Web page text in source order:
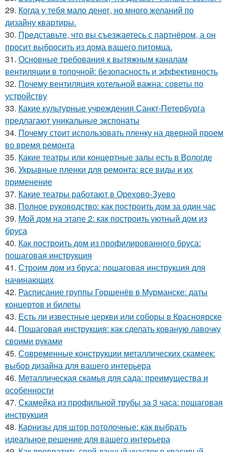
29. Когда у тебя мало денег, но много желаний по
дизайну квартиры.
30. Представьте, что вы съезжаетесь с партнёром, а он
просит выбросить из дома вашего питомца.
31. Основные требования к вытяжным каналам
вентиляции в топочной: безопасность и эффективность
32. Почему вентиляция котельной важна: советы по
устройству
33. Какие культурные учреждения Санкт-Петербурга
предлагают уникальные экспонаты
34. Почему стоит использовать пленку на дверной проем
во время ремонта
35. Какие театры или концертные залы есть в Вологде
36. Укрывные пленки для ремонта: все виды и их
применение
37. Какие театры работают в Орехово-Зуево
38. Полное руководство: как построить дом за один час
39. Мой дом на этапе 2: как построить уютный дом из
бруса
40. Как построить дом из профилированного бруса:
пошаговая инструкция
41. Строим дом из бруса: пошаговая инструкция для
начинающих
42. Расписание группы Горшенёв в Мурманске: даты
концертов и билеты
43. Есть ли известные церкви или соборы в Красноярске
44. Пошаговая инструкция: как сделать кованую лавочку
своими руками
45. Современные конструкции металлических скамеек:
выбор дизайна для вашего интерьера
46. Металлическая скамья для сада: преимущества и
особенности
47. Скамейка из профильной трубы за 3 часа: пошаговая
инструкция
48. Карнизы для штор потолочные: как выбрать
идеальное решение для вашего интерьера